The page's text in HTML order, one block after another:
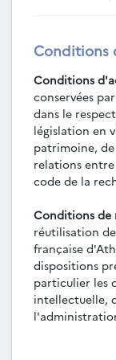
Conditions
Conditions
conservées
dans le
législation en
patrimoine,
relations
code de la
Conditions
réutilisation
française
dispositions
particulier les
intellectuelle,